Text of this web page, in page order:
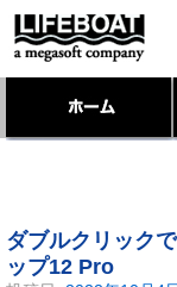
ダブルクリック
ップ12 Pro